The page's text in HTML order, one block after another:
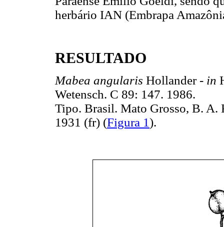
herbário IAN (Embrapa
RESULTADO
Mabea angularis Hollander - in
Wetensch. C 89: 147. 1986.
Tipo. Brasil. Mato Grosso, B.
1931 (fr) (Figura 1).